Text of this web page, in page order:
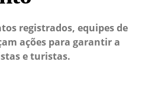
registrados, equipes de
ações para garantir a
e turistas.